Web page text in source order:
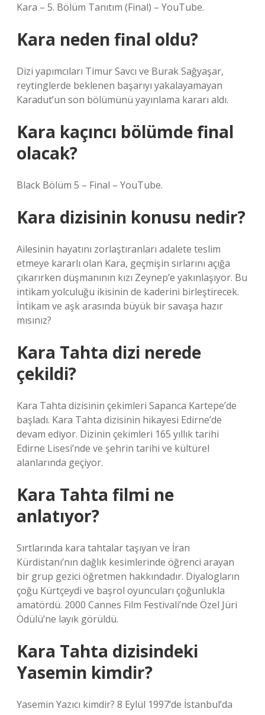
Kara – 5. Bölüm Tanıtım (Final) – YouTube.
Kara neden final oldu?
Dizi yapımcıları Timur Savcı ve Burak Sağyaşar,
reytinglerde beklenen başarıyı yakalayamayan
Karadut’un son bölümünü yayınlama kararı aldı.
Kara kaçıncı bölümde final
olacak?
Black Bölüm 5 – Final – YouTube.
Kara dizisinin konusu nedir?
Ailesinin hayatını zorlaştıranları adalete teslim
etmeye kararlı olan Kara, geçmişin sırlarını açığa
çıkarırken düşmanının kızı Zeynep’e yakınlaşıyor. Bu
intikam yolculuğu ikisinin de kaderini birleştirecek.
İntikam ve aşk arasında büyük bir savaşa hazır
mısınız?
Kara Tahta dizi nerede
çekildi?
Kara Tahta dizisinin çekimleri Sapanca Kartepe’de
başladı. Kara Tahta dizisinin hikayesi Edirne’de
devam ediyor. Dizinin çekimleri 165 yıllık tarihi
Edirne Lisesi’nde ve şehrin tarihi ve kültürel
alanlarında geçiyor.
Kara Tahta filmi ne
anlatıyor?
Sırtlarında kara tahtalar taşıyan ve İran
Kürdistanı’nın dağlık kesimlerinde öğrenci arayan
bir grup gezici öğretmen hakkındadır. Diyalogların
çoğu Kürtçeydi ve başrol oyuncuları çoğunlukla
amatördü. 2000 Cannes Film Festivali’nde Özel Jüri
Ödülü’ne layık görüldü.
Kara Tahta dizisindeki
Yasemin kimdir?
Yasemin Yazıcı kimdir? 8 Eylül 1997’de İstanbul’da